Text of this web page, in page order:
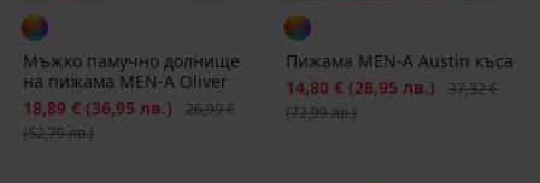
Мъжко памучно долнище
на пижама MEN-A Oliver
Намаление
18,89 € (36,95 лв.) Първоначална цена
26,99 €
(52,79 лв.)
Пижама MEN-A Austin къса
Намаление
14,80 € (28,95 лв.)
37,32 €
(72,99 лв.)